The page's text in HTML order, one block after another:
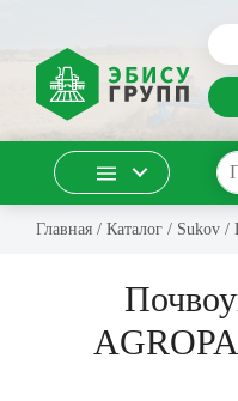
Главная / Каталог / Sukov /